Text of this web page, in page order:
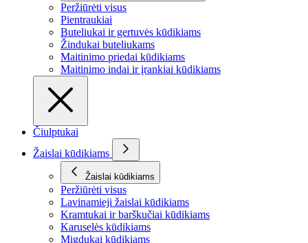
Peržiūrėti visus
Pientraukiai
Buteliukai ir gertuvės kūdikiams
Žindukai buteliukams
Maitinimo priedai kūdikiams
Maitinimo indai ir įrankiai kūdikiams
Čiulptukai
Žaislai kūdikiams
Žaislai kūdikiams
Peržiūrėti visus
Lavinamieji žaislai kūdikiams
Kramtukai ir barškučiai kūdikiams
Karuselės kūdikiams
Migdukai kūdikiams